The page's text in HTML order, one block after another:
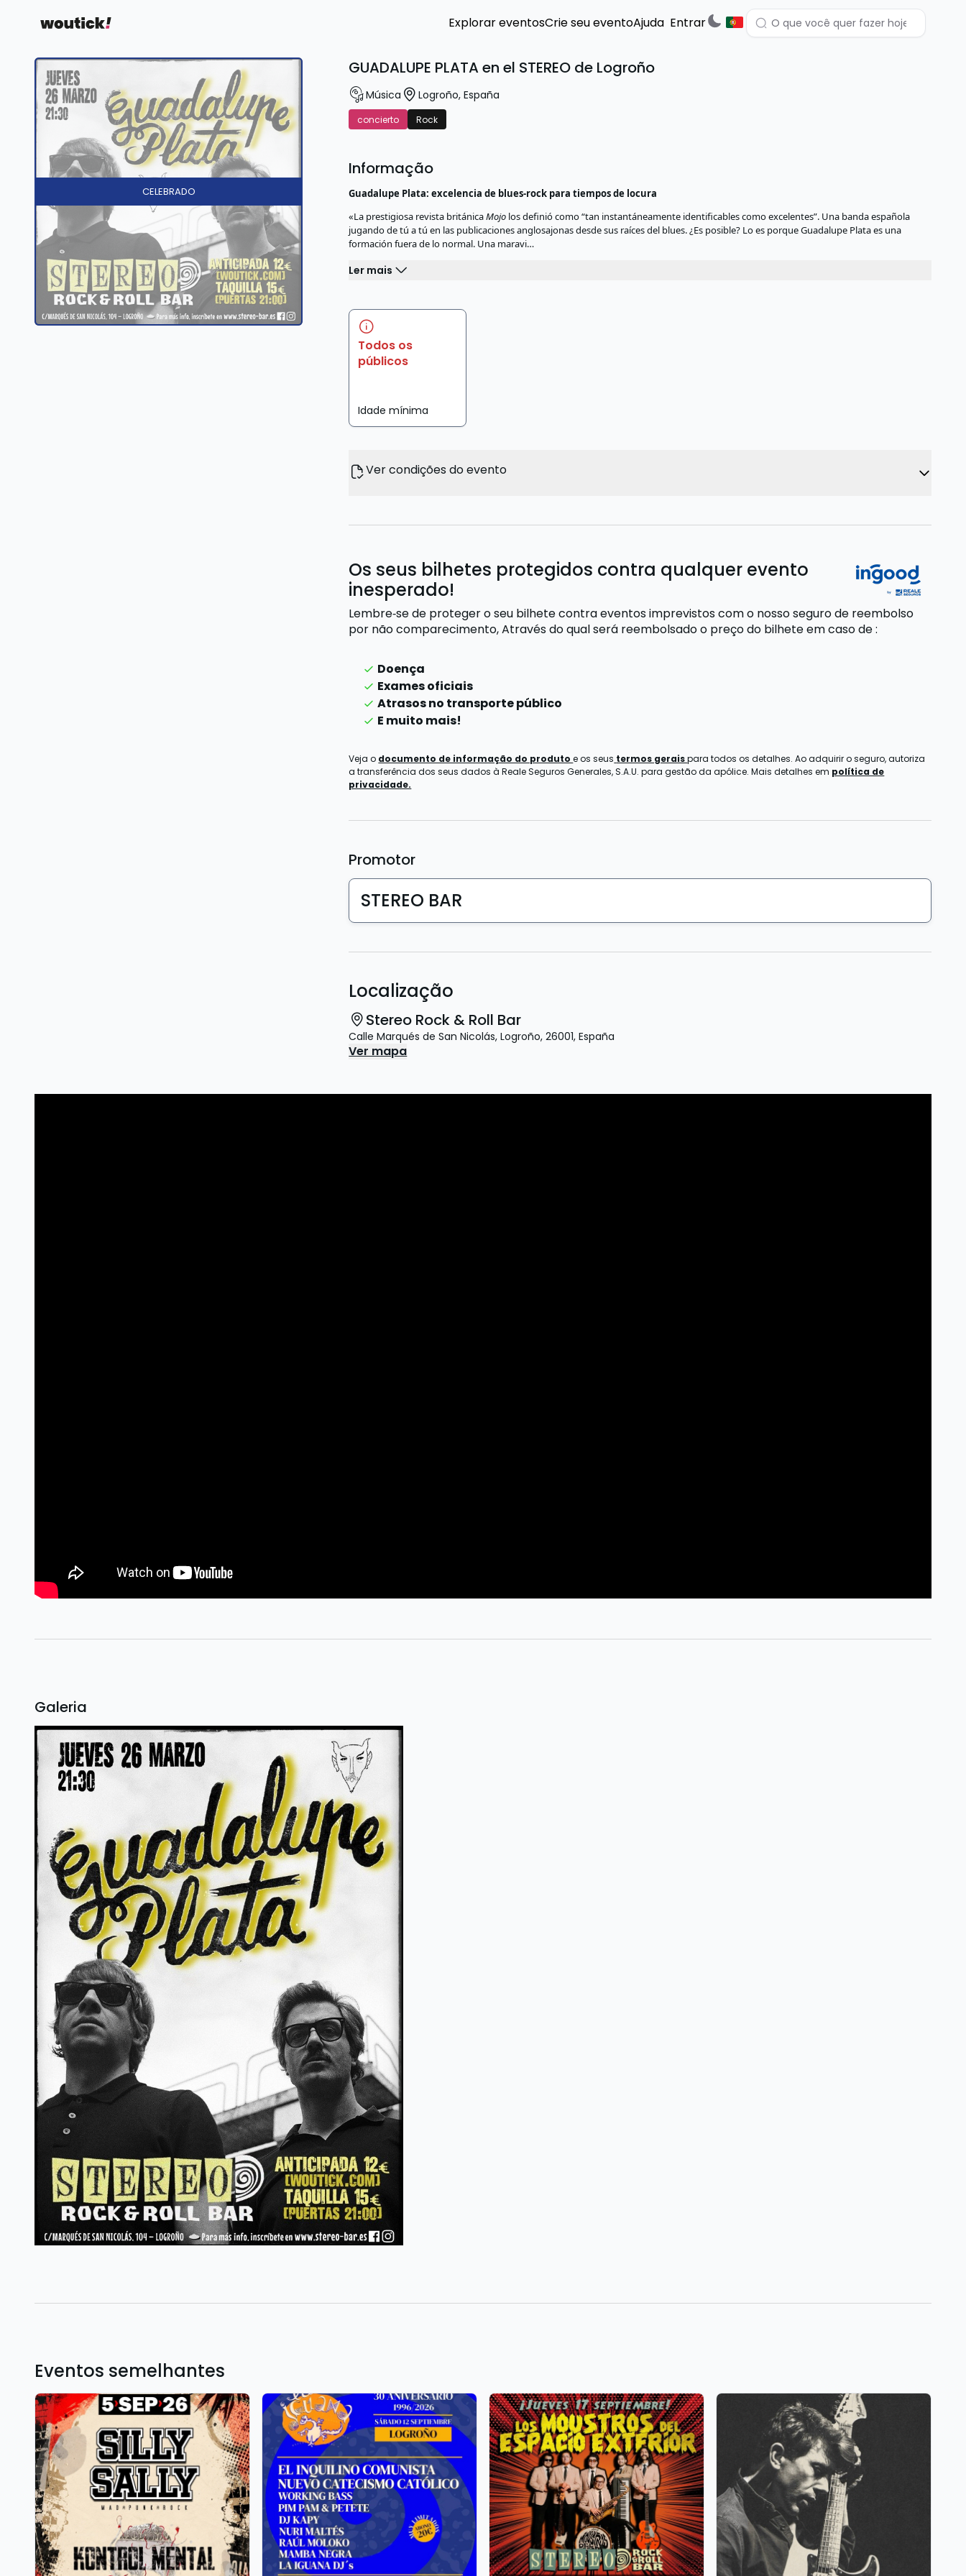
Explorar eventosCrie seu eventoAjuda Entrar
CELEBRADO
GUADALUPE PLATA en el STEREO de Logroño
Música Logroño, España
concierto Rock
Informação
Guadalupe Plata: excelencia de blues-rock para tiempos de locura
«La prestigiosa revista británicaMojo los definió como “tan instantáneamente identificables como excelentes”. Una banda española
jugando de tú a tú en las publicaciones anglosajonas desde sus raíces del blues. ¿Es posible? Lo es porque Guadalupe Plata es una
formación fuera de lo normal. Una maravi…
Ler mais
Todos os
públicos
Idade mínima
Ver condições do evento
Os seus bilhetes protegidos contra qualquer evento
inesperado!
Lembre‑se de proteger o seu bilhete contra eventos imprevistos com o nosso seguro de reembolso
por não comparecimento,Através do qual será reembolsado o preço do bilheteem caso de:
Doença
Exames oficiais
Atrasos no transporte público
E muito mais!
Veja o documento de informação do produtoe os seus termos geraispara todos os detalhes. Ao adquirir o seguro, autoriza
a transferência dos seus dados à Reale Seguros Generales, S.A.U. para gestão da apólice. Mais detalhes em política de
privacidade.
Promotor
STEREO BAR
Localização
Stereo Rock & Roll Bar
Calle Marqués de San Nicolás, Logroño, 26001, España
Ver mapa
Galeria
Eventos semelhantes